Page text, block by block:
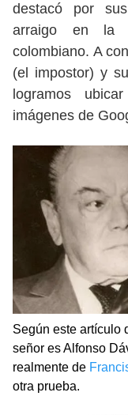
destacó por
arraigo en la
colombiano. A
(el impostor) y
logramos
imágenes de
Según este artículo
señor es Alfonso
realmente de
otra prueba.